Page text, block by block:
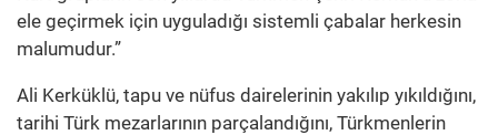
ele geçirmek için uyguladığı sistemli çabalar herkesin
malumudur.”
Ali Kerküklü, tapu ve nüfus dairelerinin yakılıp yıkıldığını,
tarihi Türk mezarlarının parçalandığını, Türkmenlerin